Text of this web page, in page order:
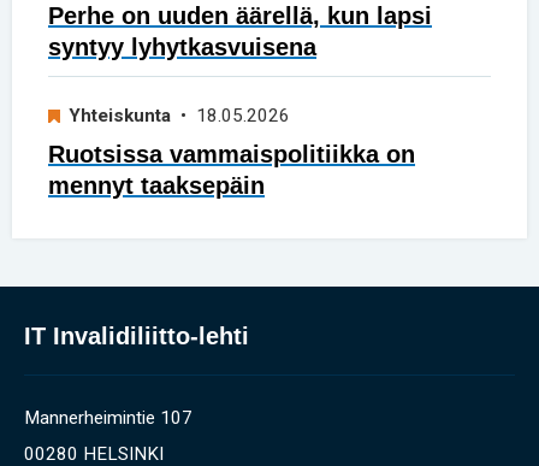
Perhe on uuden äärellä, kun lapsi
syntyy lyhytkasvuisena
Yhteiskunta • 18.05.2026
Ruotsissa vammaispolitiikka on
mennyt taaksepäin
IT Invalidiliitto-lehti
Mannerheimintie 107
00280 HELSINKI